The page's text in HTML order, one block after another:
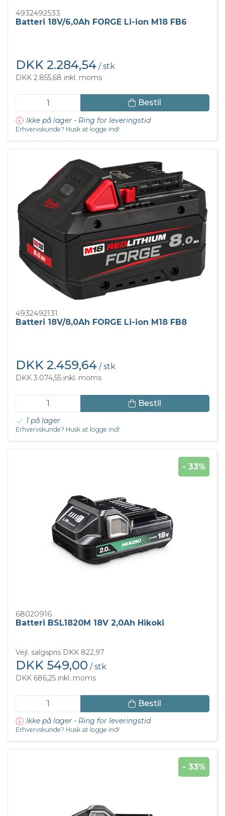
4932492533
Batteri 18V/6,0Ah FORGE Li-ion M18 FB6
DKK 2.284,54 / stk
DKK 2.855,68 inkl. moms
Bestil
Ikke på lager - Ring for leveringstid
Erhvervskunde? Husk at logge ind!
4932492131
Batteri 18V/8,0Ah FORGE Li-ion M18 FB8
DKK 2.459,64 / stk
DKK 3.074,55 inkl. moms
Bestil
1 på lager
Erhvervskunde? Husk at logge ind!
- 33%
68020916
Batteri BSL1820M 18V 2,0Ah Hikoki
Vejl. salgspris DKK 822,97
DKK 549,00 / stk
DKK 686,25 inkl. moms
Bestil
Ikke på lager - Ring for leveringstid
Erhvervskunde? Husk at logge ind!
- 33%